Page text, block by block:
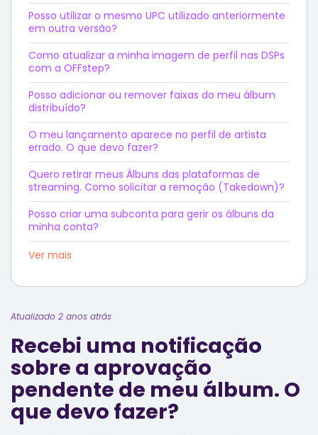
Posso utilizar o mesmo UPC utilizado anteriormente
em outra versão?
Como atualizar a minha imagem de perfil nas DSPs
com a OFFstep?
Posso adicionar ou remover faixas do meu álbum
distribuído?
O meu lançamento aparece no perfil de artista
errado. O que devo fazer?
Quero retirar meus Álbuns das plataformas de
streaming. Como solicitar a remoção (Takedown)?
Posso criar uma subconta para gerir os álbuns da
minha conta?
Ver mais
Atualizado 2 anos atrás
Recebi uma notificação
sobre a aprovação
pendente de meu álbum. O
que devo fazer?